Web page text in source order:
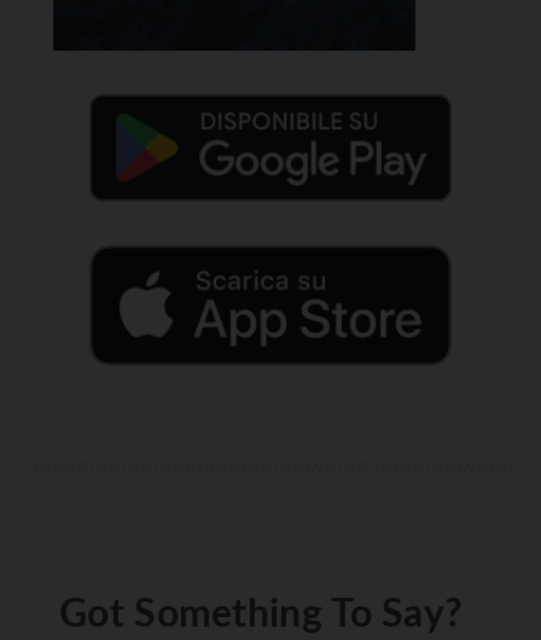
Got Something To Say?